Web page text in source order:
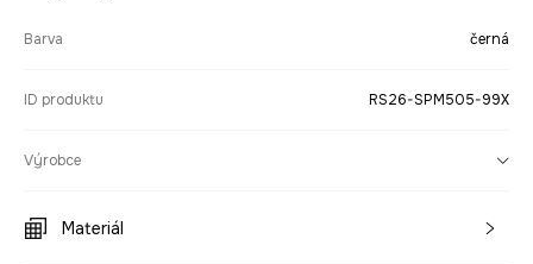
Barva černá
ID produktu RS26-SPM505-99X
Výrobce
Materiál